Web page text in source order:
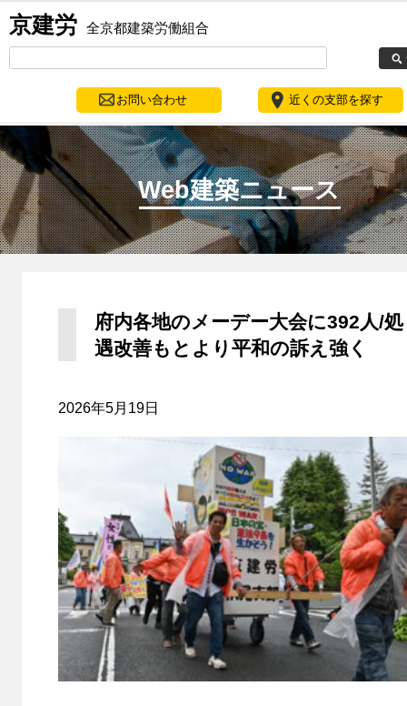
京建労 全京都建築労働組合
お問い合わせ 近くの支部を探す
Web建築ニュース
府内各地のメーデー大会に392人/処
遇改善もとより平和の訴え強く
2026年5月19日